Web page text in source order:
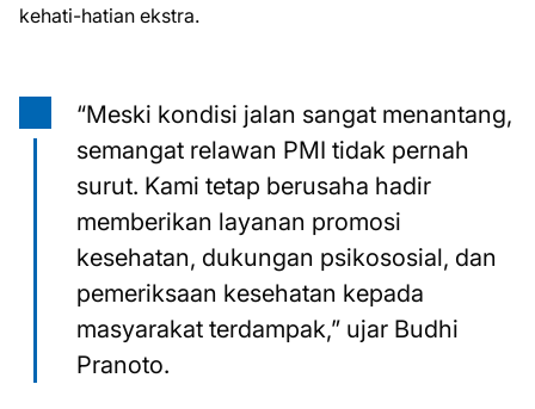
kehati-hatian ekstra.
“Meski kondisi jalan sangat menantang,
semangat relawan PMI tidak pernah
surut. Kami tetap berusaha hadir
memberikan layanan promosi
kesehatan, dukungan psikososial, dan
pemeriksaan kesehatan kepada
masyarakat terdampak,” ujar Budhi
Pranoto.